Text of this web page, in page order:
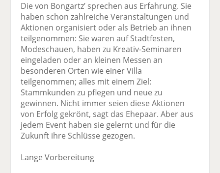
Die von Bongartz’ sprechen aus Erfahrung. Sie
haben schon zahlreiche Veranstaltungen und
Aktionen organisiert oder als Betrieb an ihnen
teilgenommen: Sie waren auf Stadtfesten,
Modeschauen, haben zu Kreativ-Seminaren
eingeladen oder an kleinen Messen an
besonderen Orten wie einer Villa
teilgenommen; alles mit einem Ziel:
Stammkunden zu pflegen und neue zu
gewinnen. Nicht immer seien diese Aktionen
von Erfolg gekrönt, sagt das Ehepaar. Aber aus
jedem Event haben sie gelernt und für die
Zukunft ihre Schlüsse gezogen.
Lange Vorbereitung